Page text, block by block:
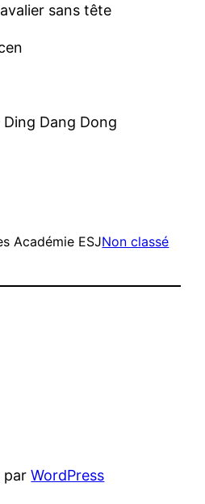
sans tête
Dang Dong
Académie ESJNon classé
parWordPress